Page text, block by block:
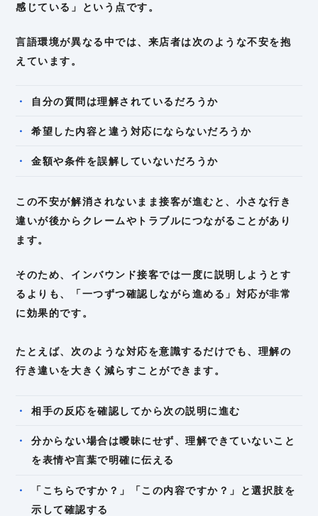
感じている」という点です。
言語環境が異なる中では、来店者は次のような不安を抱
えています。
自分の質問は理解されているだろうか
希望した内容と違う対応にならないだろうか
金額や条件を誤解していないだろうか
この不安が解消されないまま接客が進むと、小さな行き
違いが後からクレームやトラブルにつながることがあり
ます。
そのため、インバウンド接客では一度に説明しようとす
るよりも、「一つずつ確認しながら進める」対応が非常
に効果的です。
たとえば、次のような対応を意識するだけでも、理解の
行き違いを大きく減らすことができます。
相手の反応を確認してから次の説明に進む
分からない場合は曖昧にせず、理解できていないこと
を表情や言葉で明確に伝える
「こちらですか？」「この内容ですか？」と選択肢を
示して確認する